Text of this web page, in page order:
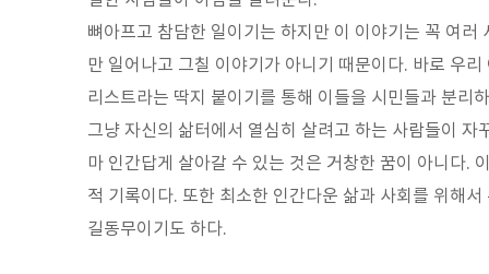
뼈아프고 참담한 일이기는 하지만 이 이야기는 꼭 여
만 일어나고 그칠 이야기가 아니기 때문이다. 바로 우
리스트라는 딱지 붙이기를 통해 이들을 시민들과 분리
그냥 자신의 삶터에서 열심히 살려고 하는 사람들이
마 인간답게 살아갈 수 있는 것은 거창한 꿈이 아니다.
적 기록이다. 또한 최소한 인간다운 삶과 사회를 위해
길동무이기도 하다.